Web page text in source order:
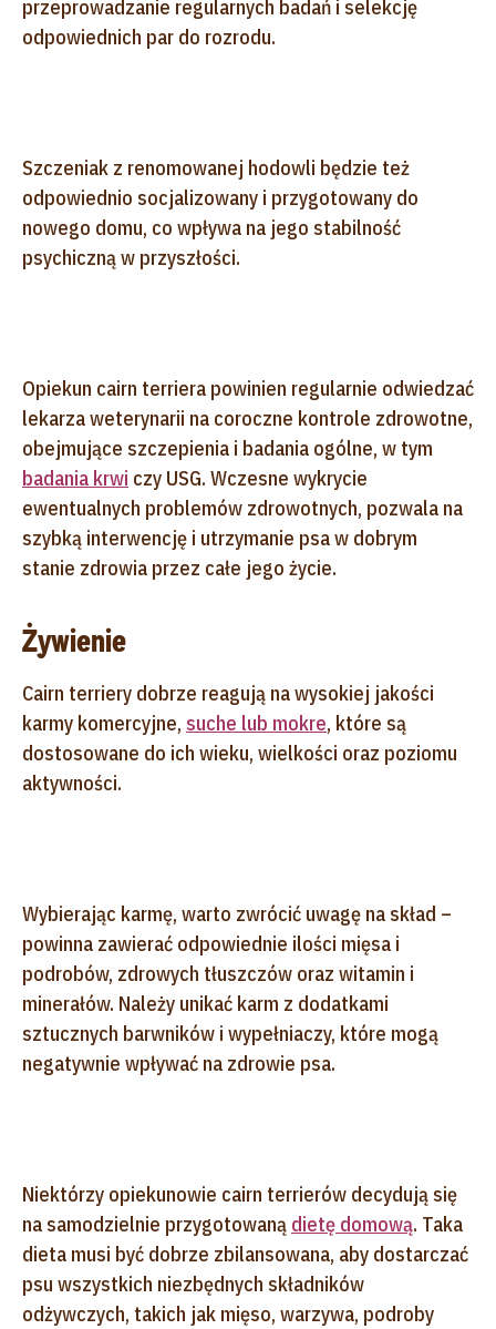
przeprowadzanie regularnych badań i selekcję
odpowiednich par do rozrodu.
Szczeniak z renomowanej hodowli będzie też
odpowiednio socjalizowany i przygotowany do
nowego domu, co wpływa na jego stabilność
psychiczną w przyszłości.
Opiekun cairn terriera powinien regularnie odwiedzać
lekarza weterynarii na coroczne kontrole zdrowotne,
obejmujące szczepienia i badania ogólne, w tym
badania krwi czy USG. Wczesne wykrycie
ewentualnych problemów zdrowotnych, pozwala na
szybką interwencję i utrzymanie psa w dobrym
stanie zdrowia przez całe jego życie.
Żywienie
Cairn terriery dobrze reagują na wysokiej jakości
karmy komercyjne, suche lub mokre, które są
dostosowane do ich wieku, wielkości oraz poziomu
aktywności.
Wybierając karmę, warto zwrócić uwagę na skład –
powinna zawierać odpowiednie ilości mięsa i
podrobów, zdrowych tłuszczów oraz witamin i
minerałów. Należy unikać karm z dodatkami
sztucznych barwników i wypełniaczy, które mogą
negatywnie wpływać na zdrowie psa.
Niektórzy opiekunowie cairn terrierów decydują się
na samodzielnie przygotowaną dietę domową. Taka
dieta musi być dobrze zbilansowana, aby dostarczać
psu wszystkich niezbędnych składników
odżywczych, takich jak mięso, warzywa, podroby